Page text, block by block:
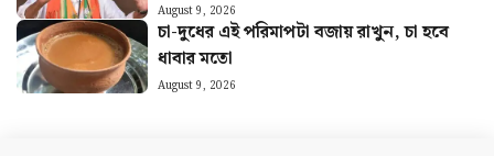
August 9, 2026
চা-দুধের এই পরিমাপটা বজায় রাখুন, চা হবে
ধাবার মতো
August 9, 2026